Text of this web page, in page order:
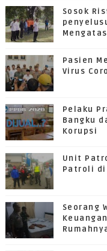
Sosok
Pasien
Virus
Pelaku
Bangku
Korupsi
Unit
Patroli di
Seorang